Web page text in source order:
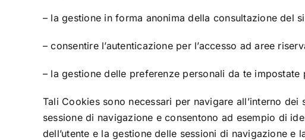
– la gestione in forma anonima della consultazione del
– consentire l’autenticazione per l’accesso ad aree
– la gestione delle preferenze personali da te impostate
Tali Cookies sono necessari per navigare all’interno
sessione di navigazione e consentono ad esempio di
dell’utente e la gestione delle sessioni di navigazione